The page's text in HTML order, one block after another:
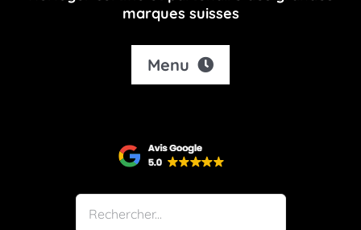
marques suisses
Menu
Shop
Notre atelier